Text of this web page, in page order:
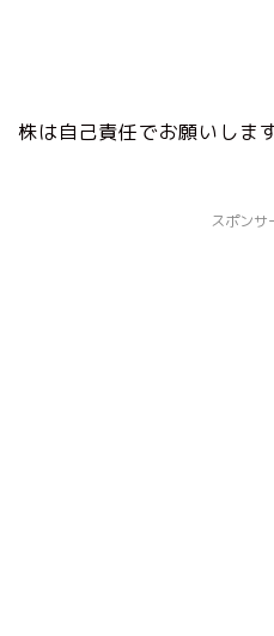
株は自己責任でお願いします
スポンサ